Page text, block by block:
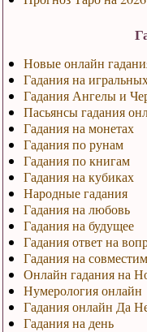
Новые онлайн
Гадания на
Гадания Ангелы и
Пасьянсы гадания
Гадания на монетах
Гадания по рунам
Гадания по книгам
Гадания на кубиках
Народные гадания
Гадания на любовь
Гадания на будущее
Гадания ответ на
Гадания на
Онлайн гадания на
Нумерология онлайн
Гадания онлайн Да
Гадания на день